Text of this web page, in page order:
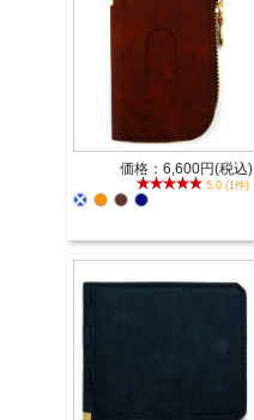
価格：6,600円(税込)
5.0 (1件)